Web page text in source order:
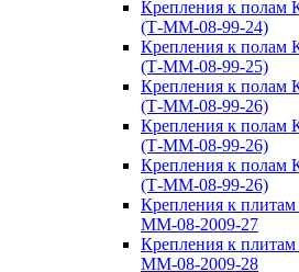
Крепления к
(Т-ММ-08-99-24)
Крепления к
(Т-ММ-08-99-25)
Крепления к
(Т-ММ-08-99-26)
Крепления к
(Т-ММ-08-99-26)
Крепления к
(Т-ММ-08-99-26)
Крепления к
ММ-08-2009-27
Крепления к
ММ-08-2009-28